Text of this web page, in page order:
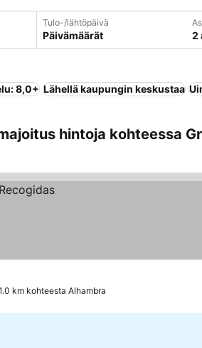
Tulo-/lähtöpäivä
Päivämäärät 2
8,0+ Lähellä kaupungin keskustaa
hintoja kohteessa
km kohteesta Alhambra